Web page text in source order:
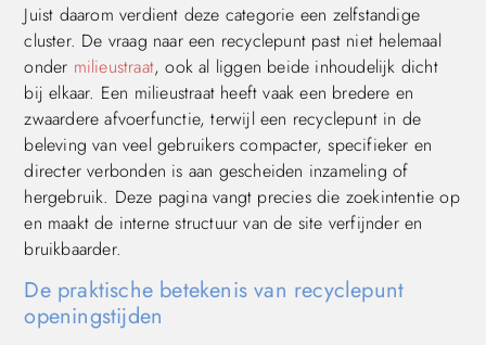
Juist daarom verdient deze categorie een zelfstandige
cluster. De vraag naar een recyclepunt past niet helemaal
onder milieustraat, ook al liggen beide inhoudelijk dicht
bij elkaar. Een milieustraat heeft vaak een bredere en
zwaardere afvoerfunctie, terwijl een recyclepunt in de
beleving van veel gebruikers compacter, specifieker en
directer verbonden is aan gescheiden inzameling of
hergebruik. Deze pagina vangt precies die zoekintentie op
en maakt de interne structuur van de site verfijnder en
bruikbaarder.
De praktische betekenis van recyclepunt
openingstijden